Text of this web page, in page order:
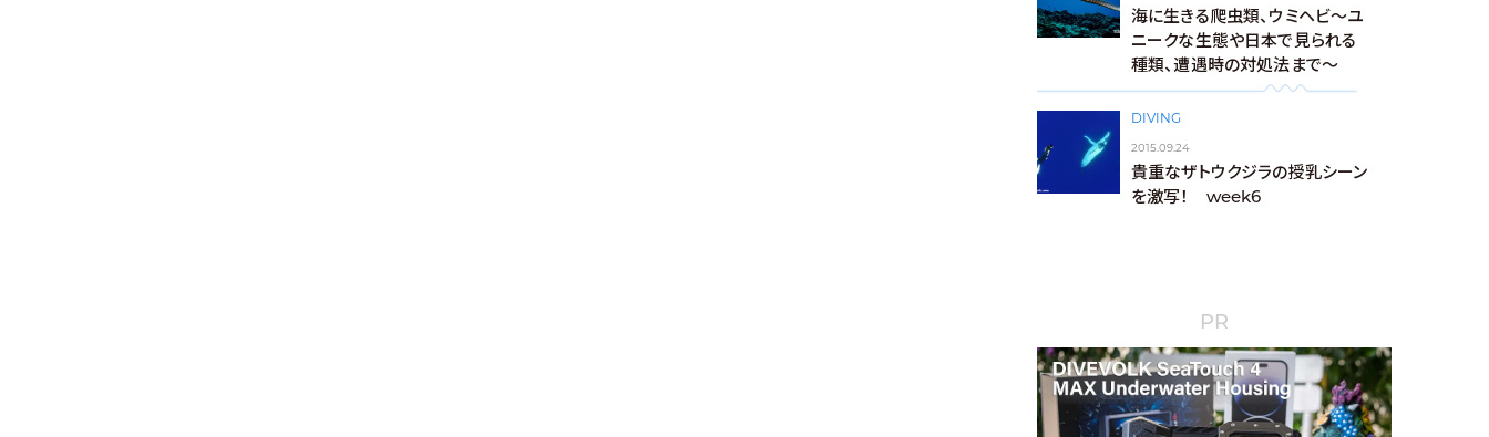
海に生きる爬虫類、ウミヘビ～ユ
ニークな生態や日本で見られる
種類、遭遇時の対処法まで～
DIVING
2015.09.24
貴重なザトウクジラの授乳シーン
を激写！ week6
PR